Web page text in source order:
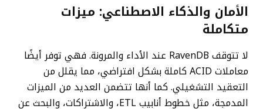
الأمان والذكاء الاصطناعي: ميزات
متكاملة
لا تتوقف RavenDB عند الأداء والمرونة. فهي توفر أيضًا
معاملات ACID كاملة بشكل افتراضي، مما يقلل من
التعقيد التشغيلي. كما أنها تتضمن العديد من الميزات
المدمجة، مثل خطوط أنابيب ETL، والاشتراكات، والبحث عن